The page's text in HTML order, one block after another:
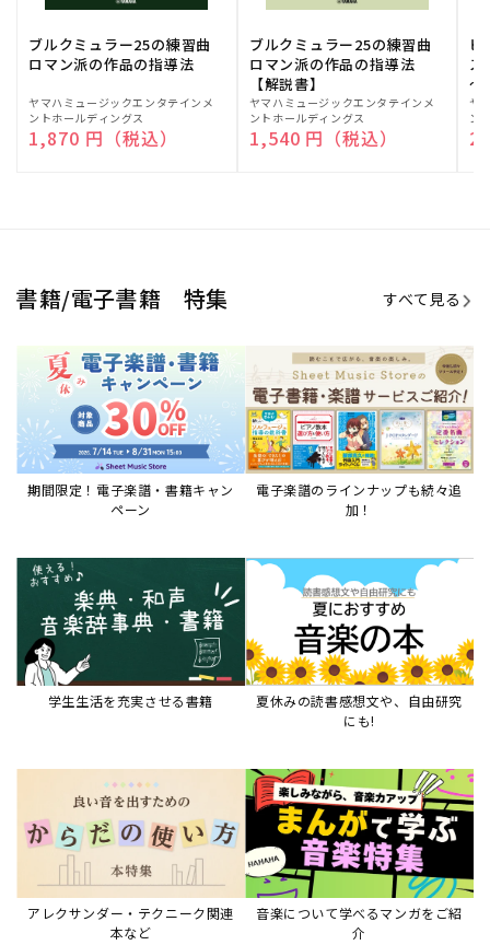
ブルクミュラー25の練習曲
ロマン派の作品の指導法
販
売
元:
ヤマハミュージックエンタテインメ
ントホールディングス
通常価格
1,870 円（税込）
ブルクミュラー25の練習曲
ロマン派の作品の指導法
【解説書】
販
売
元:
ヤマハミュージックエンタテインメ
ントホールディングス
通常価格
1,540 円（税込）
ピ
ス
～
販
売
元:
ヤ
ン
書籍/電子書籍 特集 すべて見る
期間限定！電子楽譜・書籍キャン
ペーン
電子楽譜のラインナップも続々追
加！
学生生活を充実させる書籍
夏休みの読書感想文や、自由研究
にも!
アレクサンダー・テクニーク関連
本など
音楽について学べるマンガをご紹
介